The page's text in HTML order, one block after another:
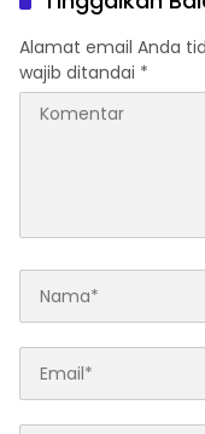
Alamat email Anda
wajib ditandai *